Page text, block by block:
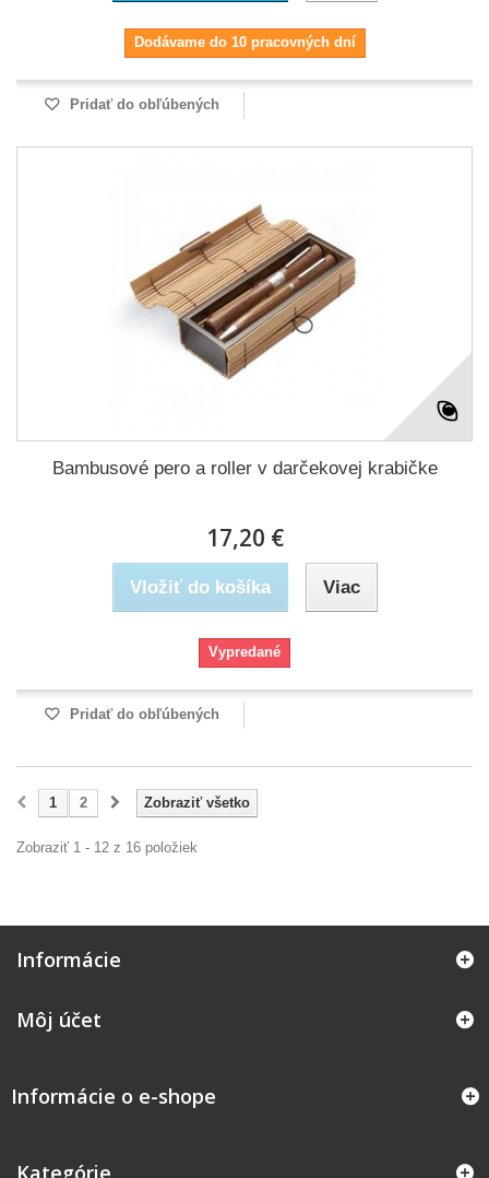
Dodávame do 10 pracovných dní
Pridať do obľúbených
Bambusové pero a roller v darčekovej krabičke
17,20 €
Vložiť do košíka Viac
Vypredané
Pridať do obľúbených
Zobraziť všetko
1 2
Zobraziť 1 - 12 z 16 položiek
Informácie
Môj účet
Informácie o e-shope
Kategórie